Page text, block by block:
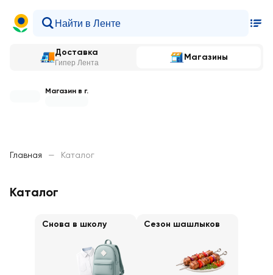
Доставка
Гипер Лента
Магазины
Магазин в г.
Главная — Каталог
Каталог
Снова в школу Сезон шашлыков